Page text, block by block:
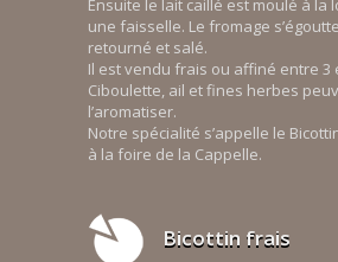
Ensuite le lait caillé est moulé à la
une faisselle. Le fromage
retourné et salé.
Il est vendu frais ou affiné entre 3
Ciboulette, ail et fines herbes
l’aromatiser.
Notre spécialité s’appelle le
à la foire de la Cappelle.
Bicottin frais